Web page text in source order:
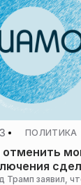
ПОЛИТИКА
отменить
заявил,